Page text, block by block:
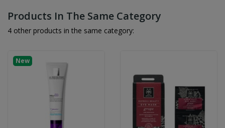
Products In The Same Category
4 other products in the same category:
New